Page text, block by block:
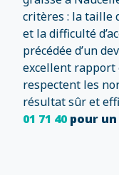
critères : la taille
et la difficulté
précédée d’un
excellent rapport
respectent les
résultat sûr et
01 71 40pour